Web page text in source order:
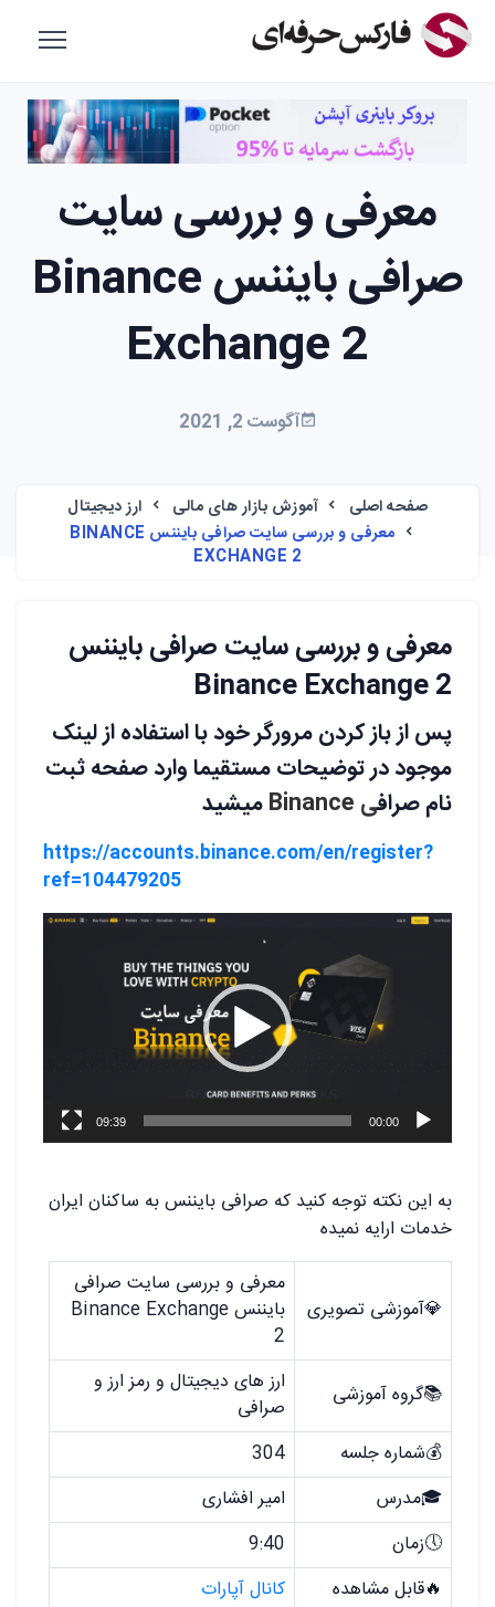
معرفی و بررسی سایت
صرافی بایننس Binance
Exchange 2
آگوست 2, 2021
صفحه اصلی آموزش بازار های مالی
ارز دیجیتال
معرفی و بررسی سایت صرافی بایننس BINANCE
EXCHANGE 2
معرفی و بررسی سایت صرافی بایننس
Binance Exchange 2
پس از باز کردن مرورگر خود با استفاده از لینک
موجود در توضیحات مستقیما وارد صفحه ثبت
نام صرافی Binance میشید
https://accounts.binance.com/en/register?
ref=104479205
نمایشگر
00:00
09:39
به این نکته توجه کنید که صرافی بایننس به ساکنان ایران
خدمات ارایه نمیده
💎آموزشی تصویری
معرفی و بررسی سایت صرافی
بایننس Binance Exchange
2
📚گروه آموزشی
ارز های دیجیتال و رمز ارز و
صرافی
💰شماره جلسه
304
🎓مدرس
امیر افشاری
🕔زمان
9:40
🔥قابل مشاهده
کانال آپارات